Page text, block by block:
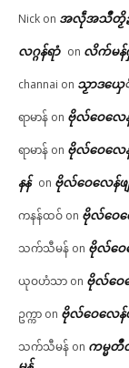
Nick on အလဵုအသဳတၟိဍုၚ်
လဂ္ဂန်ရာံ on လိက်မန်
channai on သၟာဒယှ
ရာမာန် on ဗိုလ်ဝေလေ
ရာမာန် on ဗိုလ်ဝေလေ
နန် on ဗိုလ်ဝေလေန်
ကနန်ထဝ် on ဗိုလ်ဝေ
သက်သီမန် on ဗိုလ်ဝေ
ယုဝဟံသာ on ဗိုလ်ဝေ
ဥက္ကာ on ဗိုလ်ဝေလေန်
သက်သီမန် on ကမ္မတဳ